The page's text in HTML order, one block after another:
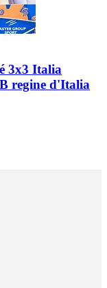
3x3 Italia
regine d'Italia